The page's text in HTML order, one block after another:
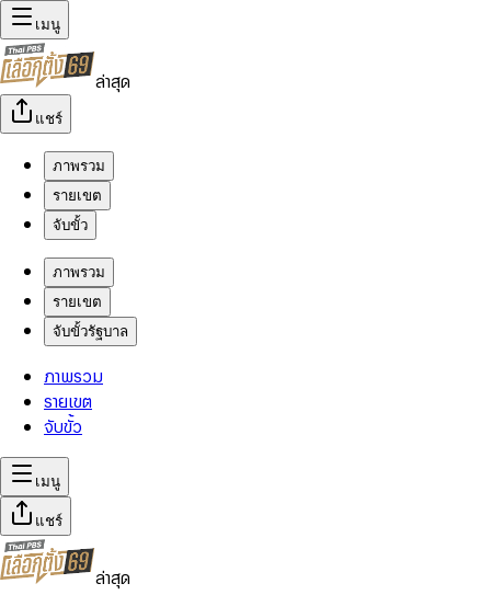
เมนู
ล่าสุด
แชร์
ภาพรวม
รายเขต
จับขั้ว
ภาพรวม
รายเขต
จับขั้วรัฐบาล
ภาพรวม
รายเขต
จับขั้ว
เมนู
แชร์
ล่าสุด